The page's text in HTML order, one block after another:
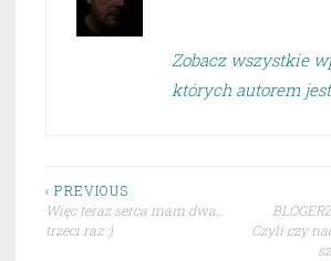
Zobacz wszystkie
których autorem
Nawigacja
wpisu
‹ PREVIOUS
Więc teraz serca mam dwa…
trzeci raz :)
Czyli czy